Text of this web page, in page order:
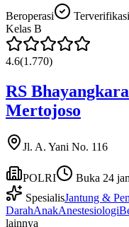
Beroperasi
Terverifikasi
Kelas B
4.6(1.770)
RS
Mertojoso
Jl. A. Yani No. 116
POLRI
Buka 24
SpesialisJantung &
DarahAnakAnestesiologi
lainnya